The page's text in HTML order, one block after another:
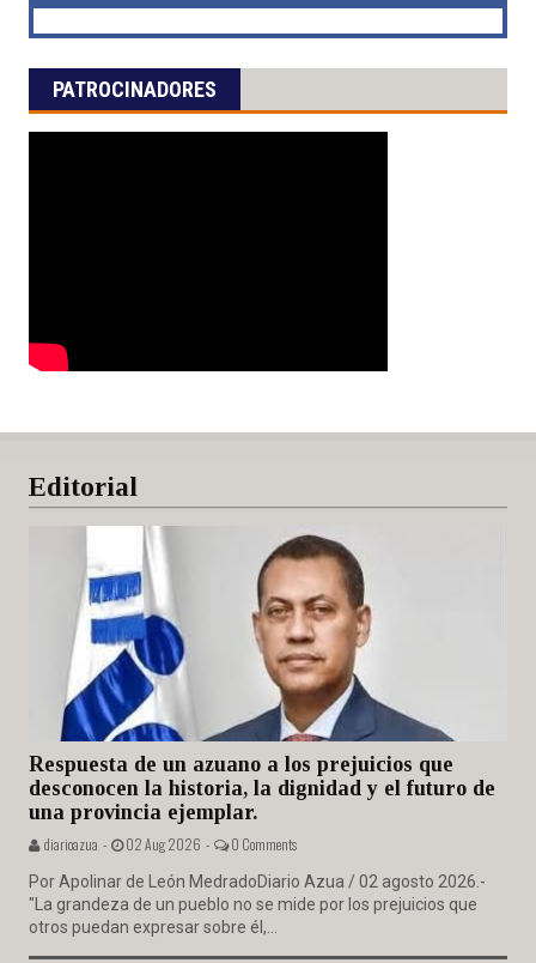
PATROCINADORES
Editorial
Respuesta de un azuano a los prejuicios que
desconocen la historia, la dignidad y el futuro de
una provincia ejemplar.
diarioazua - 02 Aug 2026 - 0 Comments
Por Apolinar de León MedradoDiario Azua / 02 agosto 2026.-
"La grandeza de un pueblo no se mide por los prejuicios que
otros puedan expresar sobre él,...